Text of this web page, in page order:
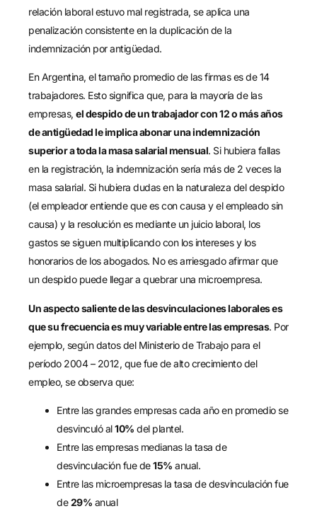
relación laboral estuvo mal registrada, se aplica una
penalización consistente en la duplicación de la
indemnización por antigüedad.
En Argentina, el tamaño promedio de las firmas es de 14
trabajadores. Esto significa que, para la mayoría de las
empresas, el despido de un trabajador con 12 o más años
de antigüedad le implica abonar una indemnización
superior a toda la masa salarial mensual. Si hubiera fallas
en la registración, la indemnización sería más de 2 veces la
masa salarial. Si hubiera dudas en la naturaleza del despido
(el empleador entiende que es con causa y el empleado sin
causa) y la resolución es mediante un juicio laboral, los
gastos se siguen multiplicando con los intereses y los
honorarios de los abogados. No es arriesgado afirmar que
un despido puede llegar a quebrar una microempresa.
Un aspecto saliente de las desvinculaciones laborales es
que su frecuencia es muy variable entre las empresas. Por
ejemplo, según datos del Ministerio de Trabajo para el
período 2004 – 2012, que fue de alto crecimiento del
empleo, se observa que:
Entre las grandes empresas cada año en promedio se
desvinculó al10% del plantel.
Entre las empresas medianas la tasa de
desvinculación fue de15% anual.
Entre las microempresas la tasa de desvinculación fue
de29% anual